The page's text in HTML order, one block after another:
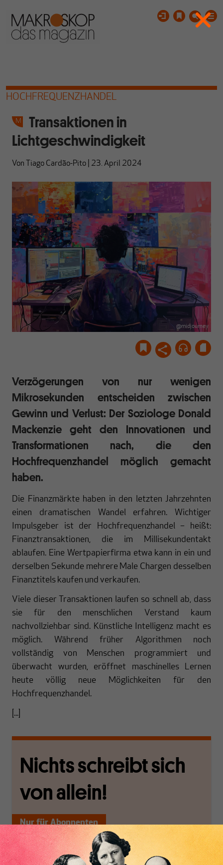
HOCHFREQUENZHANDEL
Transaktionen in
Lichtgeschwindigkeit
Von Tiago Cardão-Pito 23. April 2024
@midjourney
Verzögerungen von nur wenigen
Mikrosekunden entscheiden zwischen
Gewinn und Verlust: Der Soziologe Donald
Mackenzie geht den Innovationen und
Transformationen nach, die den
Hochfrequenzhandel möglich gemacht
haben.
Die Finanzmärkte haben in den letzten Jahrzehnten
einen dramatischen Wandel erfahren. Wichtiger
Impulsgeber ist der Hochfrequenzhandel – heißt:
Finanztransaktionen, die im Millisekundentakt
ablaufen. Eine Wertpapierfirma etwa kann in ein und
derselben Sekunde mehrere Male Chargen desselben
Finanztitels kaufen und verkaufen.
Viele dieser Transaktionen laufen so schnell ab, dass
sie für den menschlichen Verstand kaum
nachvollziehbar sind. Künstliche Intelligenz macht es
möglich. Während früher Algorithmen noch
vollständig von Menschen programmiert und
überwacht wurden, eröffnet maschinelles Lernen
heute völlig neue Möglichkeiten für den
Hochfrequenzhandel.
[...]
Nichts schreibt sich
von allein!
Nur für Abonnenten
MAKROSKOP analysiert
wirtschaftspolitische
Wir verlassen die
journalistische Filterblase,